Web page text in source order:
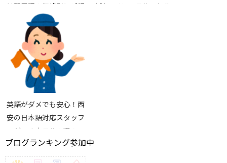
は駅周辺！価格別にご紹
介します。
方法。ソフィテル、ヒル
英語がダメでも安心！西
安の日本語対応スタッフ
がいるホテル３選！
ブログランキング参加中